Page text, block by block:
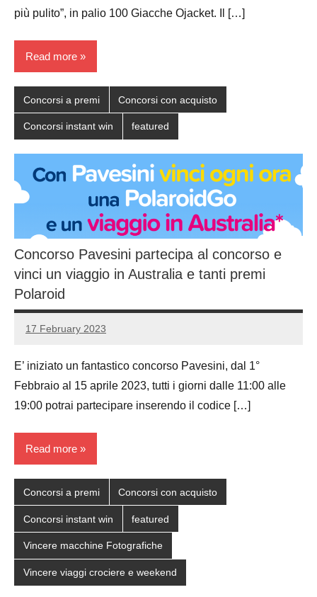
più pulito”, in palio 100 Giacche Ojacket. Il […]
Read more
Concorsi a premi Concorsi con acquisto
Concorsi instant win featured
Concorso Pavesini partecipa al concorso e
vinci un viaggio in Australia e tanti premi
Polaroid
17 February 2023
Luca
No
E’ iniziato un fantastico concorso Pavesini, dal 1°
Febbraio al 15 aprile 2023, tutti i giorni dalle 11:00 alle
19:00 potrai partecipare inserendo il codice […]
Read more
Concorsi a premi Concorsi con acquisto
Concorsi instant win featured
Vincere macchine Fotografiche
Vincere viaggi crociere e weekend